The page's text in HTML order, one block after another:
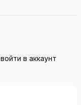
в аккаунт